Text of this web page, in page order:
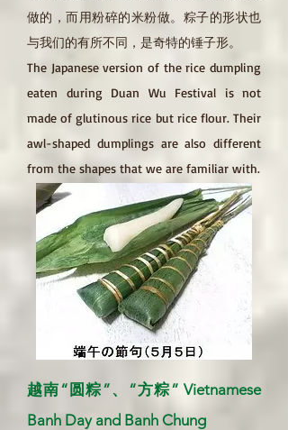
做的，而用粉碎的米粉做。粽子的形状也
与我们的有所不同，是奇特的锤子形。
The Japanese version of the rice dumpling
eaten during Duan Wu Festival is not
made of glutinous rice but rice flour. Their
awl-shaped dumplings are also different
from the shapes that we are familiar with.
越南“圆粽”、“方粽” Vietnamese
Banh Day and Banh Chung